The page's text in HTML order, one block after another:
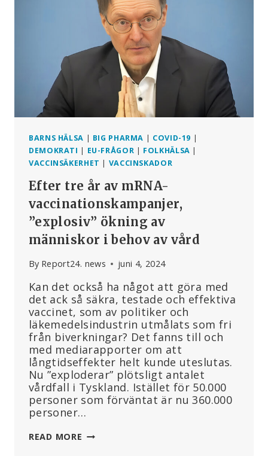
BARNS HÄLSA | BIG PHARMA | COVID-19 |
DEMOKRATI | EU-FRÅGOR | FOLKHÄLSA |
VACCINSÄKERHET | VACCINSKADOR
Efter tre år av mRNA-
vaccinationskampanjer,
”explosiv” ökning av
människor i behov av vård
By Report24. news juni 4, 2024
Kan det också ha något att göra med
det ack så säkra, testade och effektiva
vaccinet, som av politiker och
läkemedelsindustrin utmålats som fri
från biverkningar? Det fanns till och
med mediarapporter om att
långtidseffekter helt kunde uteslutas.
Nu ”exploderar” plötsligt antalet
vårdfall i Tyskland. Istället för 50.000
personer som förväntat är nu 360.000
personer…
READ MORE EFTER